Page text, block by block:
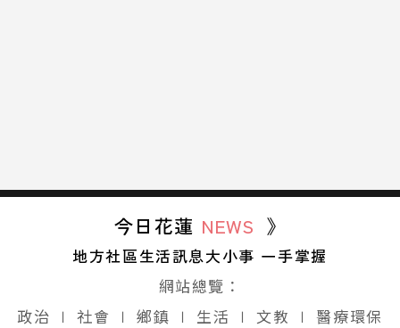
今日花蓮 NEWS 》
地方社區生活訊息大小事 一手掌握
網站總覽：
政治 ∣ 社會 ∣ 鄉鎮 ∣ 生活 ∣ 文教 ∣
醫療環保